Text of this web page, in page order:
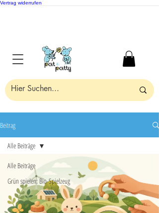
Vertrag widerrufen
Beitrag
Alle Beiträge
Grün spielen: Bio-Spielzeug
Alle Beiträge